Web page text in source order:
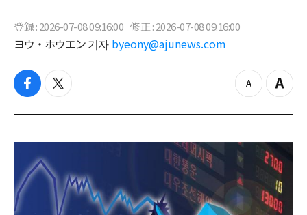
登録 : 2026-07-08 09:16:00 修正 : 2026-07-08 09:16:00
ヨウ・ホウエン 기자 byeony@ajunews.com
f
c
b
o
k
t
i
t
z
o
o
Z
o
i
n